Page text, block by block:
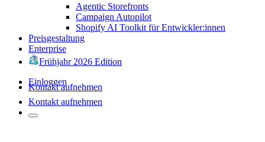
Agentic Storefronts
Campaign Autopilot
Shopify AI Toolkit für Entwickler:innen
Preisgestaltung
Enterprise
Frühjahr 2026 Edition
Einloggen
Kontakt aufnehmen
Kontakt aufnehmen